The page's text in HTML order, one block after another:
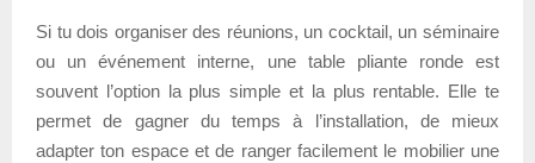
Si tu dois organiser des réunions, un cocktail, un séminaire
ou un événement interne, une table pliante ronde est
souvent l’option la plus simple et la plus rentable. Elle te
permet de gagner du temps à l’installation, de mieux
adapter ton espace et de ranger facilement le mobilier une